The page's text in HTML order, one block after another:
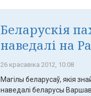
Беларускія
наведалі на
26 красавіка 2012, 10:08
Магілы беларусаў, якія
наведалі беларусы